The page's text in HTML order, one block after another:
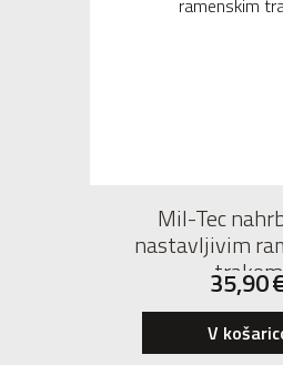
Mil-Tec
nastavljivim
trakom
35,90
V